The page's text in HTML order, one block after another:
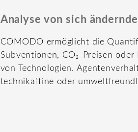
Analyse von sich
COMODO ermöglicht die
Subventionen, CO₂-Preisen
von Technologien.
technikaffine oder